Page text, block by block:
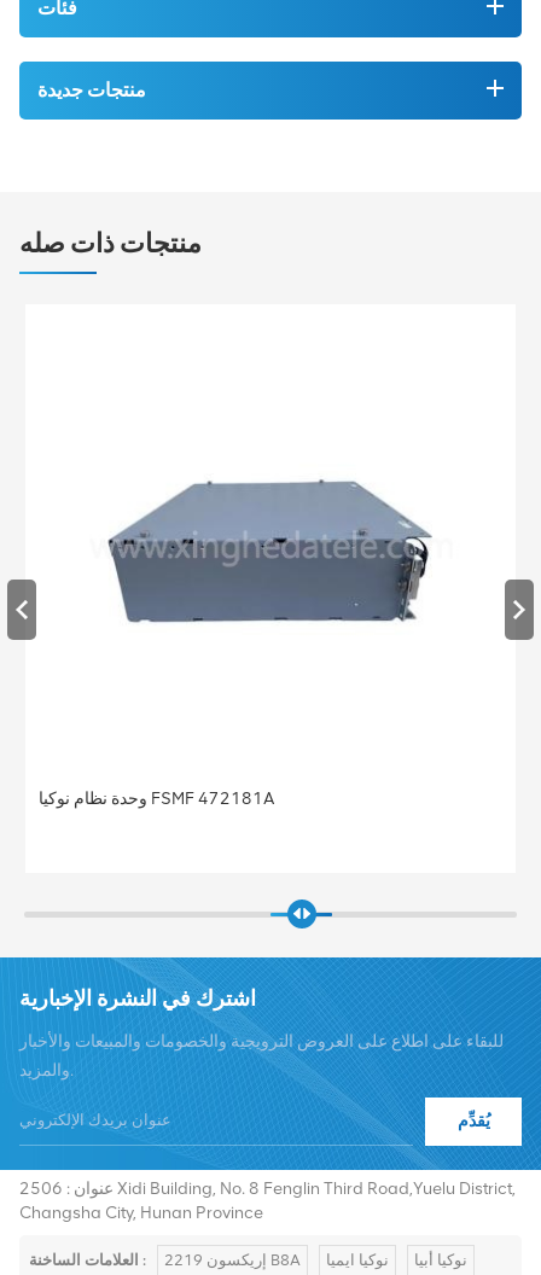
فئات
منتجات جديدة
منتجات ذات صله
وحدة نظام نوكيا FSMF 472181A
اشترك في النشرة الإخبارية
للبقاء على اطلاع على العروض الترويجية والخصومات والمبيعات والأخبار
والمزيد.
يُقدِّم
+8619376997331
عنوان : 2506 Xidi Building, No. 8 Fenglin Third Road,Yuelu District,
Changsha City, Hunan Province
العلامات الساخنة : إريكسون 2219 B8A نوكيا ايميا نوكيا أبيا